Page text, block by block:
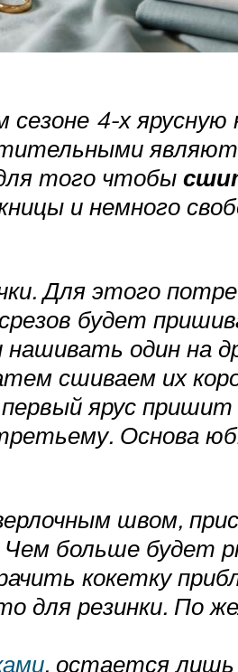
4-х
того чтобы
и немного
Для этого
будет
один на
сшиваем их
ярус пришит
Основа
швом,
Чем больше
кокетку
резинки. По
, остается